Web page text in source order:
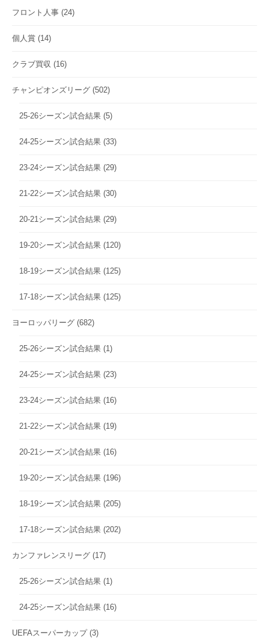
フロント人事 (24)
個人賞 (14)
クラブ買収 (16)
チャンピオンズリーグ (502)
25-26シーズン試合結果 (5)
24-25シーズン試合結果 (33)
23-24シーズン試合結果 (29)
21-22シーズン試合結果 (30)
20-21シーズン試合結果 (29)
19-20シーズン試合結果 (120)
18-19シーズン試合結果 (125)
17-18シーズン試合結果 (125)
ヨーロッパリーグ (682)
25-26シーズン試合結果 (1)
24-25シーズン試合結果 (23)
23-24シーズン試合結果 (16)
21-22シーズン試合結果 (19)
20-21シーズン試合結果 (16)
19-20シーズン試合結果 (196)
18-19シーズン試合結果 (205)
17-18シーズン試合結果 (202)
カンファレンスリーグ (17)
25-26シーズン試合結果 (1)
24-25シーズン試合結果 (16)
UEFAスーパーカップ(3)